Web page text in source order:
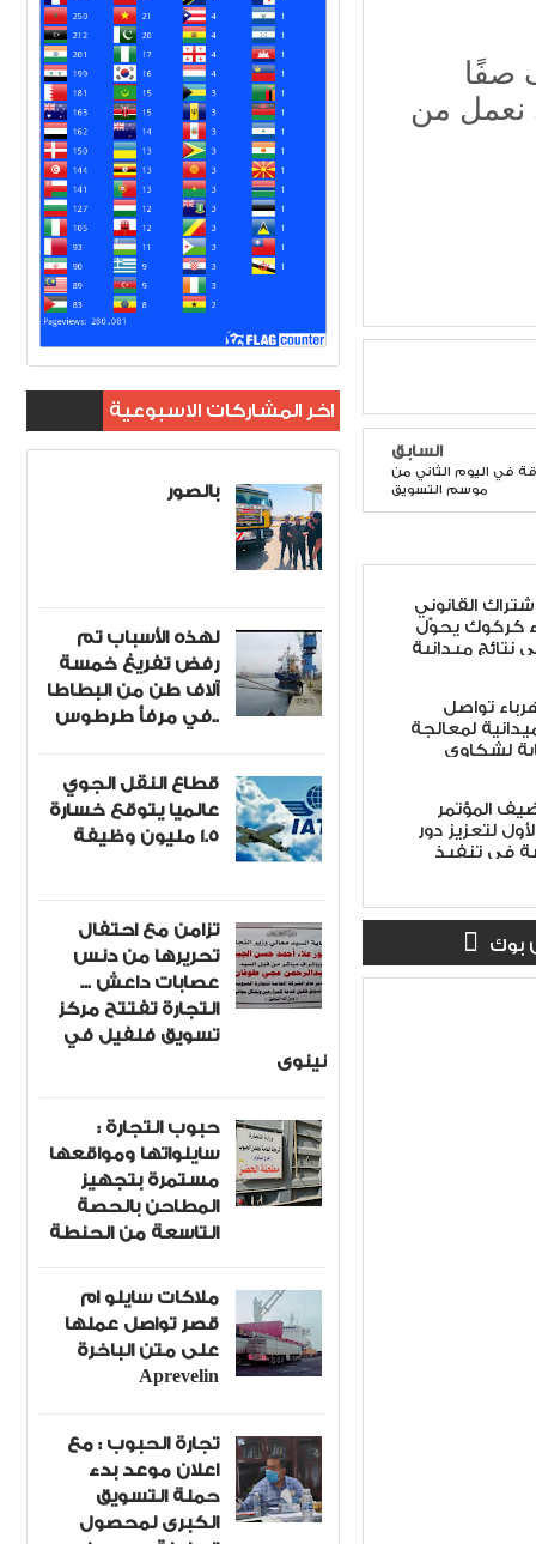
نعمل من
السابق
في اليوم الثاني من
موسم التسويق
القانوني
كركوك يحوّل
نتائج ميدانية
تواصل
لمعالجة
لشكاوى
المؤتمر
لتعزيز دور
في تنفيذ
بوك
اخر المشاركات الاسبوعية
بالصور
لهذه الأسباب تم
رفض تفريغ خمسة
آلاف طن من البطاطا
في مرفأ طرطوس..
قطاع النقل الجوي
عالميا يتوقع خسارة
1.5 مليون وظيفة
تزامن مع احتفال
تحريرها من دنس
عصابات داعش ...
التجارة تفتتح مركز
تسويق فلفيل في
نينوى
حبوب التجارة :
سايلواتها ومواقعها
مستمرة بتجهيز
المطاحن بالحصة
التاسعة من الحنطة
ملاكات سايلو ام
قصر تواصل عملها
على متن الباخرة
Aprevelin
تجارة الحبوب : مع
اعلان موعد بدء
حملة التسويق
الكبرى لمحصول